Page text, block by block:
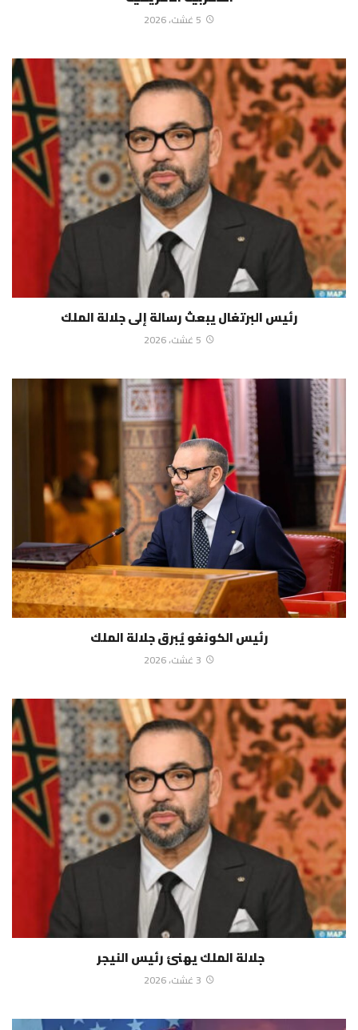
5 غشت، 2026
رئيس البرتغال يبعث رسالة إلى جلالة الملك
5 غشت، 2026
رئيس الكونغو يُبرق جلالة الملك
3 غشت، 2026
جلالة الملك يهنئ رئيس النيجر
3 غشت، 2026